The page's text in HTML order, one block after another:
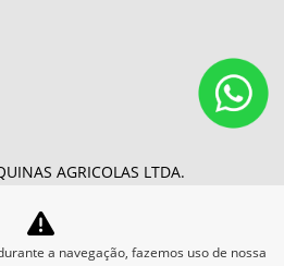
AGRICOLAS LTDA.
0006-99
a navegação, fazemos uso de nossa